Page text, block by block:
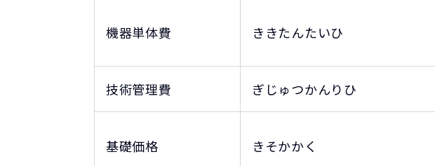
機器単体費 ききたんたいひ
技術管理費 ぎじゅつかんりひ
基礎価格 きそかかく